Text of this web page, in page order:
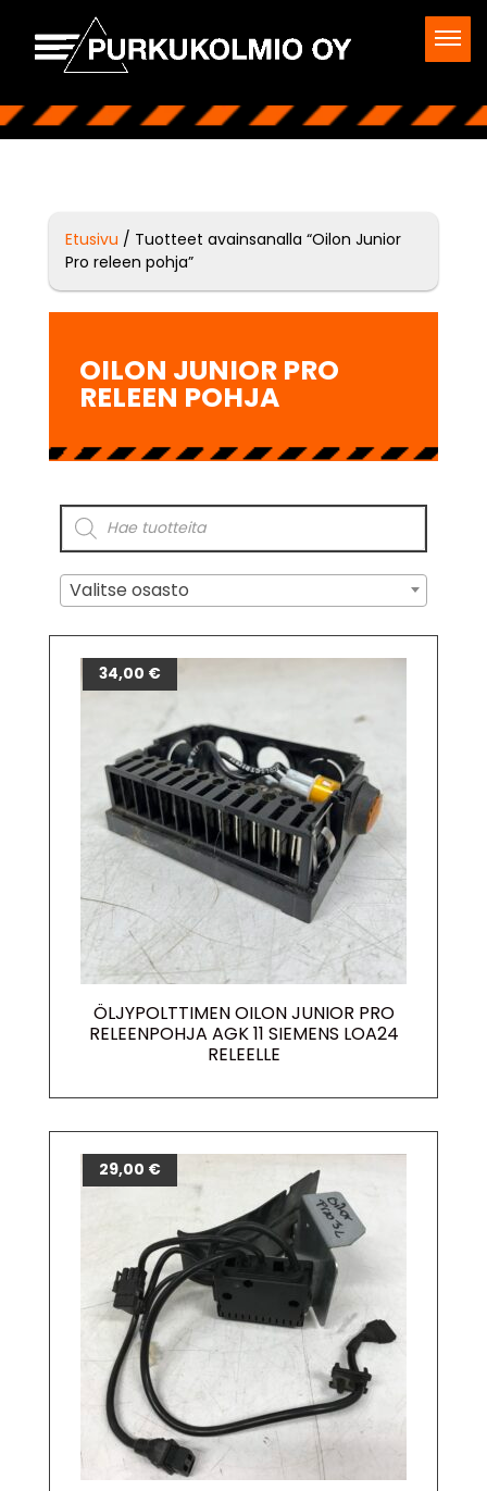
Etusivu / Tuotteet avainsanalla “Oilon Junior
Pro releen pohja”
OILON JUNIOR PRO
RELEEN POHJA
Valitse osasto
ÖLJYPOLTTIMEN OILON JUNIOR PRO
RELEENPOHJA AGK 11 SIEMENS LOA24
RELEELLE
34,00 €
29,00 €